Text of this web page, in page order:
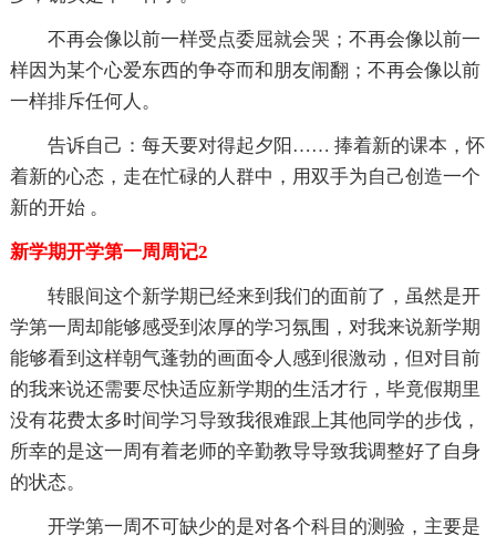
不再会像以前一样受点委屈就会哭；不再会像以前一
样因为某个心爱东西的争夺而和朋友闹翻；不再会像以前
一样排斥任何人。
告诉自己：每天要对得起夕阳…… 捧着新的课本，怀
着新的心态，走在忙碌的人群中，用双手为自己创造一个
新的开始 。
新学期开学第一周周记2
转眼间这个新学期已经来到我们的面前了，虽然是开
学第一周却能够感受到浓厚的学习氛围，对我来说新学期
能够看到这样朝气蓬勃的画面令人感到很激动，但对目前
的我来说还需要尽快适应新学期的生活才行，毕竟假期里
没有花费太多时间学习导致我很难跟上其他同学的步伐，
所幸的是这一周有着老师的辛勤教导导致我调整好了自身
的状态。
开学第一周不可缺少的是对各个科目的测验，主要是